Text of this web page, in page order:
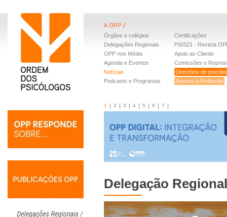
Órgãos e colégios
Delegações Regionais
OPP nos Média
Agenda e Eventos
Notícias
Podcasts e Programas
Certificações
PSIS21 - Revista
Apoio ao Cliente
Comissões e
Directório de
Acesso à Profissão
1 2 3 4 5 6 7
Delegação